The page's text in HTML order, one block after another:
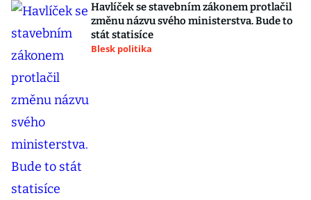
Havlíček se stavebním zákonem protlačil
změnu názvu svého ministerstva. Bude to
stát statisíce
Blesk politika